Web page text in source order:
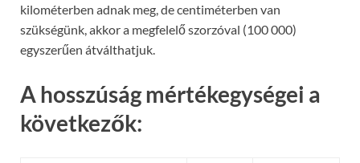
kilométerben adnak meg, de centiméterben van
szükségünk, akkor a megfelelő szorzóval (100 000)
egyszerűen átválthatjuk.
A hosszúság mértékegységei a
következők: